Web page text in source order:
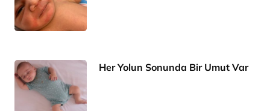
Her Yolun Sonunda Bir Umut Var